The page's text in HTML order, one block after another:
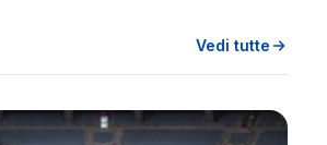
Vedi tutte